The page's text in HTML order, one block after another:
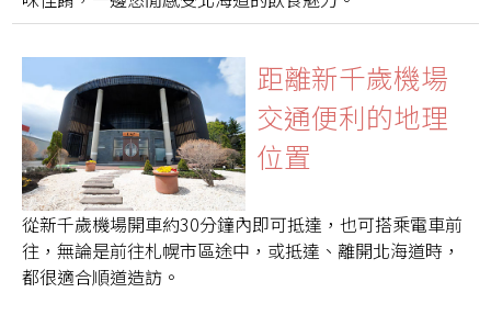
距離新千歲機場
交通便利的地理
位置
從新千歲機場開車約30分鐘內即可抵達，也可搭乘電車前
往，無論是前往札幌市區途中，或抵達、離開北海道時，
都很適合順道造訪。